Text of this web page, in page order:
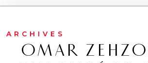
ARCHIVES
OMAR